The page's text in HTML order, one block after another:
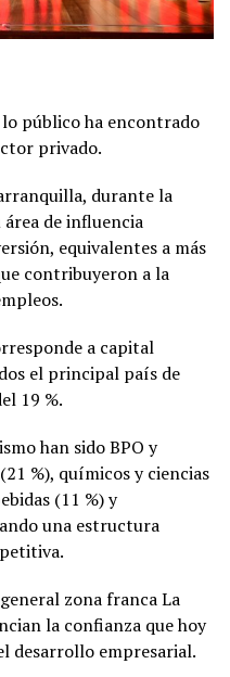
público ha encontrado
privado.
durante la
de influencia
equivalentes a más
contribuyeron a la
a capital
el principal país de
19 %.
han sido BPO y
%), químicos y ciencias
(11 %) y
una estructura
zona franca La
la confianza que hoy
desarrollo empresarial.